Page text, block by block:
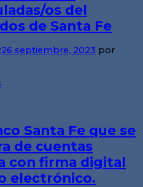
os del
de Santa Fe
26 septiembre, 2023 por
Santa Fe que se
de cuentas
con firma digital
electrónico.